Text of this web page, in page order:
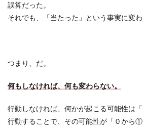
誤算だった。
それでも、「当たった」という事実に変わ
つまり、だ。
何もしなければ、何も変わらない。
行動しなければ、何かが起こる可能性は「
行動することで、その可能性が「０から①